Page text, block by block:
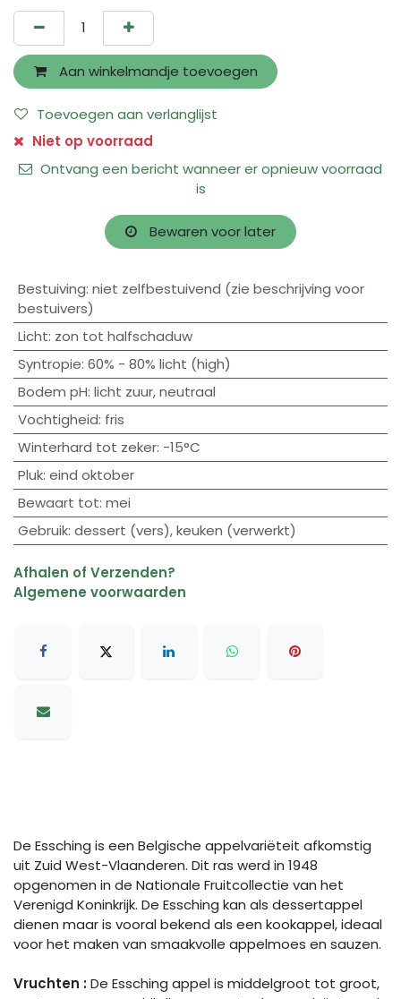
Aan winkelmandje toevoegen
Toevoegen aan verlanglijst
Niet op voorraad
Ontvang een bericht wanneer er opnieuw voorraad
is
Bewaren voor later
Bestuiving: niet zelfbestuivend (zie beschrijving voor
bestuivers)
Licht: zon tot halfschaduw
Syntropie: 60% - 80% licht (high)
Bodem pH: licht zuur,neutraal
Vochtigheid: fris
Winterhard tot zeker: -15°C
Pluk: eind oktober
Bewaart tot: mei
Gebruik: dessert (vers),keuken (verwerkt)
Afhalen of Verzenden?
Algemene voorwaarden
De Essching is een Belgische appelvariëteit afkomstig
uit Zuid West-Vlaanderen. Dit ras werd in 1948
opgenomen in de Nationale Fruitcollectie van het
Verenigd Koninkrijk. De Essching kan als dessertappel
dienen maar is vooral bekend als een kookappel, ideaal
voor het maken van smaakvolle appelmoes en sauzen.
Vruchten :De Essching appel is middelgroot tot groot,